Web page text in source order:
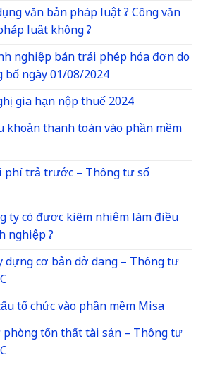
văn bản pháp luật ? Công văn
luật không ?
nghiệp bán trái phép hóa đơn do
bố ngày 01/08/2024
gia hạn nộp thuế 2024
khoản thanh toán vào phần mềm
phí trả trước – Thông tư số
ty có được kiêm nhiệm làm điều
nghiệp ?
dựng cơ bản dở dang – Thông tư
tổ chức vào phần mềm Misa
tổn thất tài sản – Thông tư